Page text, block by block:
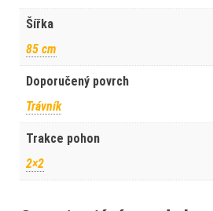
Šířka
85 cm
Doporučený povrch
Trávník
Trakce pohon
2×2